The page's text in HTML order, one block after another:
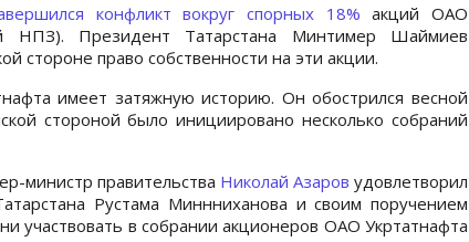
конфликт вокруг спорных 18% акций ОАО
НПЗ). Президент Татарстана Минтимер Шаймиев
стороне право собственности на эти акции.
имеет затяжную историю. Он обострился весной
стороной было инициировано несколько собраний
министр правительства Николай Азаров удовлетворил
Рустама Миннниханова и своим поручением
участвовать в собрании акционеров ОАО Укртатнафта